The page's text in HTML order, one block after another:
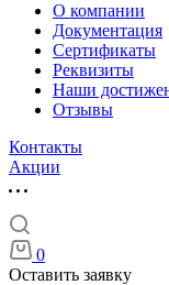
О компании
Документация
Сертификаты
Реквизиты
Наши
Отзывы
Контакты
Акции
0
Оставить заявку